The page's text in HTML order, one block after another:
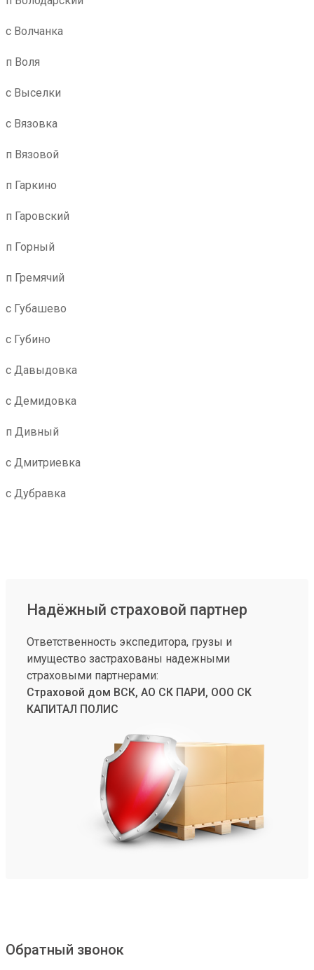
с Волчанка
п Воля
с Выселки
с Вязовка
п Вязовой
п Гаркино
п Гаровский
п Горный
п Гремячий
с Губашево
с Губино
с Давыдовка
с Демидовка
п Дивный
с Дмитриевка
с Дубравка
Надёжный страховой партнер
Ответственность экспедитора, грузы и
имущество застрахованы надежными
страховыми партнерами:
Страховой дом ВСК, АО СК ПАРИ, ООО СК
КАПИТАЛ ПОЛИС
Обратный звонок